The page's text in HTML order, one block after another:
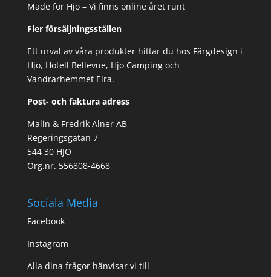
Made for Hjo – Vi finns online året runt
Fler försäljningsställen
Ett urval av våra produkter hittar du hos Färgdesign i
Hjo, Hotell Bellevue, Hjo Camping och
Vandrarhemmet Eira.
Post- och faktura adress
Malin & Fredrik Alner AB
Regeringsgatan 7
544 30 HJO
Org.nr. 556808-4668
Sociala Media
Facebook
Instagram
Alla dina frågor hänvisar vi till